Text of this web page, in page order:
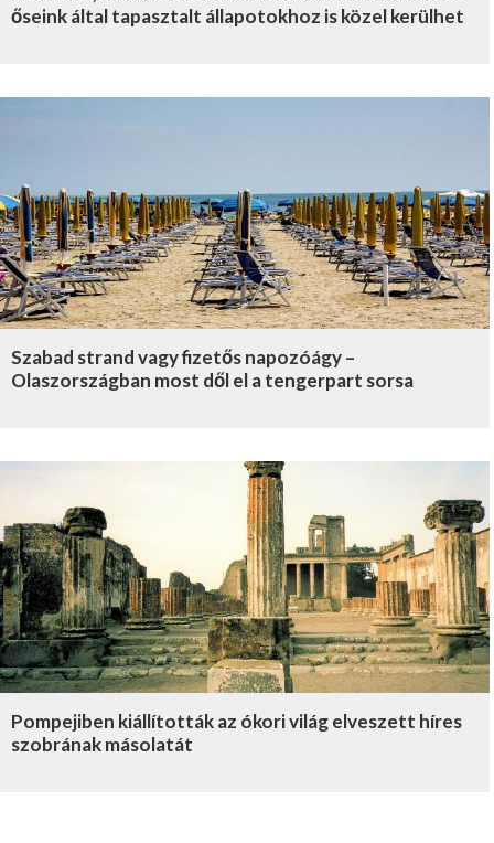
őseink által tapasztalt állapotokhoz is közel kerülhet
Szabad strand vagy fizetős napozóágy –
Olaszországban most dől el a tengerpart sorsa
Pompejiben kiállították az ókori világ elveszett híres
szobrának másolatát